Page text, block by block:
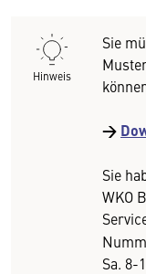
Hinweis
Sie
→
Sie
WKO
Sa. 8-